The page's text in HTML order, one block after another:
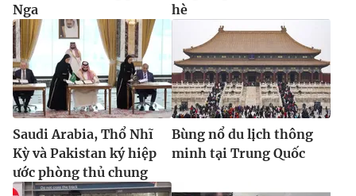
Nga
hè
Saudi Arabia, Thổ Nhĩ
Kỳ và Pakistan ký hiệp
ước phòng thủ chung
Bùng nổ du lịch thông
minh tại Trung Quốc